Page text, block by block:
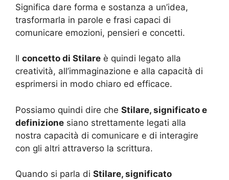
Significa dare forma e sostanza a un’idea,
trasformarla in parole e frasi capaci di
comunicare emozioni, pensieri e concetti.
Il concetto di Stilare è quindi legato alla
creatività, all’immaginazione e alla capacità di
esprimersi in modo chiaro ed efficace.
Possiamo quindi dire che Stilare, significato e
definizione siano strettamente legati alla
nostra capacità di comunicare e di interagire
con gli altri attraverso la scrittura.
Quando si parla di Stilare, significato